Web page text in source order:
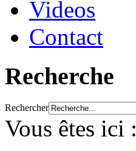
Videos
Contact
Recherche
Rechercher
Vous êtes ici :